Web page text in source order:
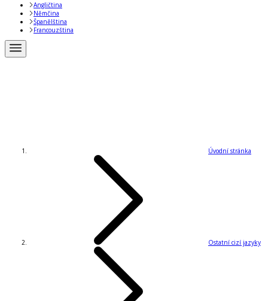
Angličtina
Němčina
Španělština
Francouzština
Úvodní stránka
Ostatní cizí jazyky